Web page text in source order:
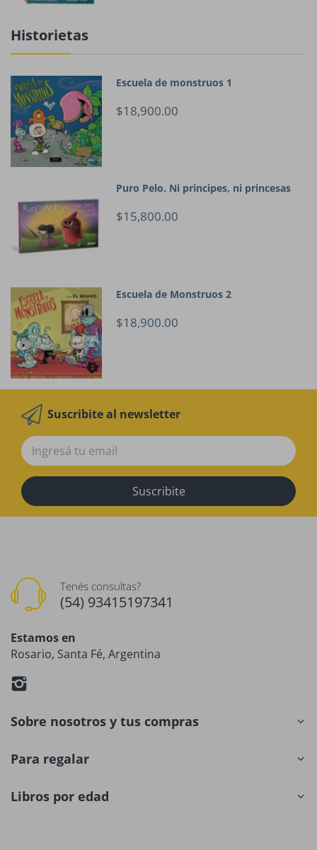
Historietas
Escuela de monstruos 1
$18,900.00
Puro Pelo. Ni principes, ni princesas
$15,800.00
Escuela de Monstruos 2
$18,900.00
Suscribite al newsletter
Suscribite
Tenés consultas?
(54) 93415197341
Estamos en
Rosario, Santa Fé, Argentina
Sobre nosotros y tus compras
Para regalar
Libros por edad